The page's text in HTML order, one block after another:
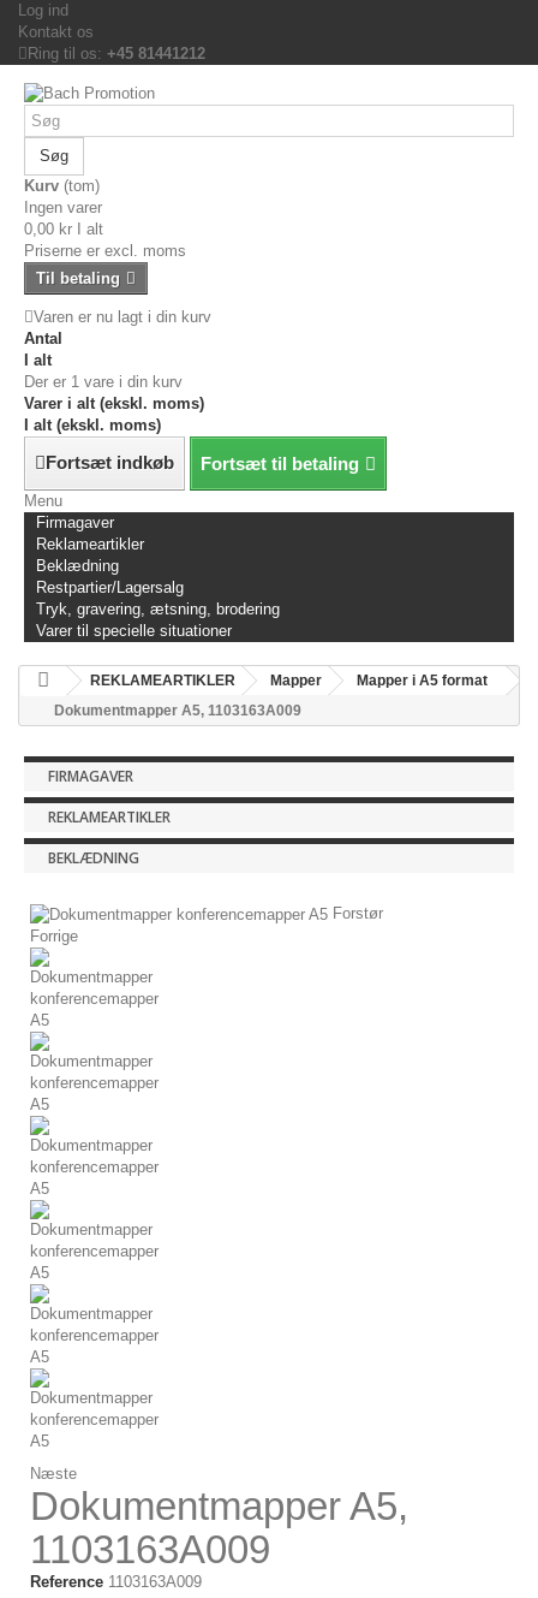
Log ind
Kontakt os
Ring til os: +45 81441212
Søg
Kurv (tom)
Ingen varer
0,00 kr
I alt
Priserne er excl. moms
Til betaling
Varen er nu lagt i din kurv
Antal
I alt
Der er 1 vare i din kurv
Varer i alt (ekskl. moms)
I alt (ekskl. moms)
Fortsæt indkøb Fortsæt til betaling
Menu
Firmagaver
Reklameartikler
Beklædning
Restpartier/Lagersalg
Tryk, gravering, ætsning, brodering
Varer til specielle situationer
REKLAMEARTIKLER Mapper
Mapper i A5 format
Dokumentmapper A5, 1103163A009
FIRMAGAVER
REKLAMEARTIKLER
BEKLÆDNING
Forstør
Forrige
Næste
Dokumentmapper A5,
1103163A009
Reference 1103163A009